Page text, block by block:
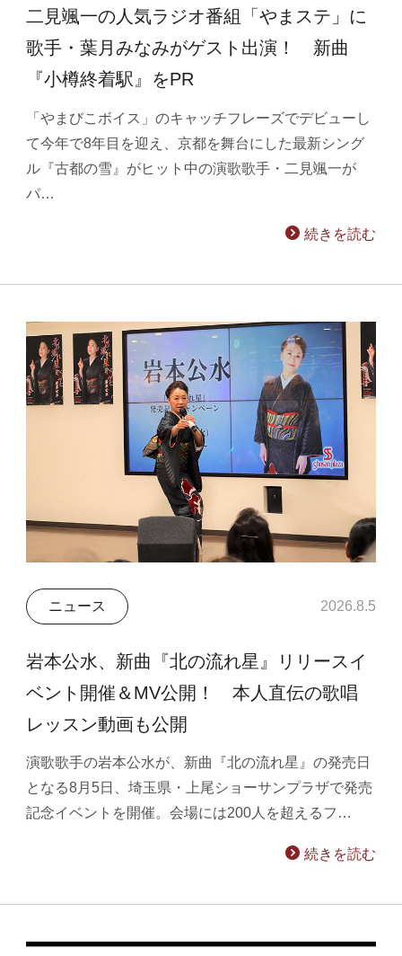
二見颯一の人気ラジオ番組「やまステ」に
歌手・葉月みなみがゲスト出演！ 新曲
『小樽終着駅』をPR
「やまびこボイス」のキャッチフレーズでデビューし
て今年で8年目を迎え、京都を舞台にした最新シング
ル『古都の雪』がヒット中の演歌歌手・二見颯一が
パ…
続きを読む
ニュース 2026.8.5
岩本公水、新曲『北の流れ星』リリースイ
ベント開催＆MV公開！ 本人直伝の歌唱
レッスン動画も公開
演歌歌手の岩本公水が、新曲『北の流れ星』の発売日
となる8月5日、埼玉県・上尾ショーサンプラザで発売
記念イベントを開催。会場には200人を超えるフ…
続きを読む